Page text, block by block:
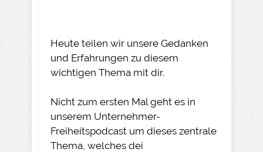
Heute teilen wir unsere Gedanken
und Erfahrungen zu diesem
wichtigen Thema mit dir.
Nicht zum ersten Mal geht es in
unserem Unternehmer-
Freiheitspodcast um dieses zentrale
Thema, welches dei